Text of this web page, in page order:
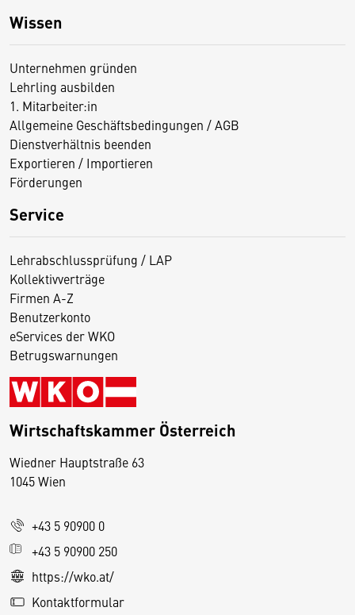
Wissen
Unternehmen gründen
Lehrling ausbilden
1. Mitarbeiter:in
Allgemeine Geschäftsbedingungen / AGB
Dienstverhältnis beenden
Exportieren / Importieren
Förderungen
Service
Lehrabschlussprüfung / LAP
Kollektivverträge
Firmen A-Z
Benutzerkonto
eServices der WKO
Betrugswarnungen
Wirtschaftskammer Österreich
Wiedner Hauptstraße 63
1045 Wien
+43 5 90900 0
+43 5 90900 250
https://wko.at/
Kontaktformular
D
s
e
S
e